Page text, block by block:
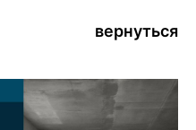
вернуться